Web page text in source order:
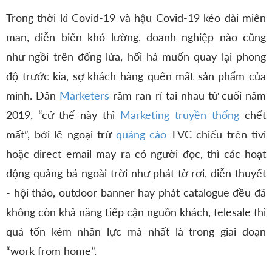
Trong thời kì Covid-19 và hậu Covid-19 kéo dài miên
man, diễn biến khó lường, doanh nghiệp nào cũng
như ngồi trên đống lửa, hối hả muốn quay lại phong
độ trước kia, sợ khách hàng quên mất sản phẩm của
mình. Dân Marketers râm ran rỉ tai nhau từ cuối năm
2019, “cứ thế này thì Marketing truyền thống chết
mất”, bởi lẽ ngoại trừ quảng cáo TVC chiếu trên tivi
hoặc direct email may ra có người đọc, thì các hoạt
động quảng bá ngoài trời như phát tờ rơi, diễn thuyết
- hội thảo, outdoor banner hay phát catalogue đều đã
không còn khả năng tiếp cận nguồn khách, telesale thì
quá tốn kém nhân lực mà nhất là trong giai đoạn
“work from home”.